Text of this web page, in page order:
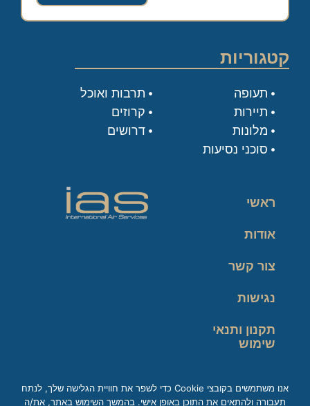
קטגוריות
תעופה
תיירות
מלונות
סוכני נסיעות
תרבות ואוכל
קרוזים
דרושים
ראשי
אודות
צור קשר
נגישות
תקנון ותנאי
שימוש
אנו משתמשים בקובצי Cookie כדי לשפר את חוויית הגלישה שלך, לנתח
תעבורה ולהתאים את התוכן באופן אישי. בהמשך השימוש באתר, את/ה